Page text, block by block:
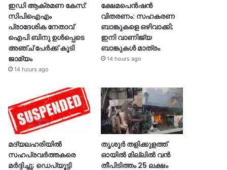
ഇഡി ആക്രമണ കേസ്:
സിപിഐഎം
പ്രാദേശിക നേതാവ്
ഐപി ബിനു ഉൾപ്പെടെ
അഞ്ച് പേർക്ക് കൂടി
ജാമ്യം
14 hours ago
ക്ഷേമപെൻഷൻ
വിതരണം: സഹകരണ
ബാങ്കുകളെ ഒഴിവാക്കി;
ഇനി വാണിജ്യ
ബാങ്കുകൾ മാത്രം
14 hours ago
മദ്യലഹരിയിൽ
സഹപ്രവർത്തകരെ
മർദ്ദിച്ചു; ഡെപ്യൂട്ടി
തൃശൂര്‍ തളിക്കുളത്ത്
ഓയില്‍ മില്ലില്‍ വൻ
തീപിടിത്തം 25 ലക്ഷം